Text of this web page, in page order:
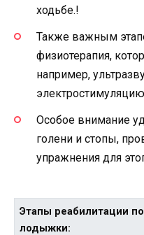
ходьбе.!
Также важным
физиотерапия,
например,
Особое внимание
голени и стопы,
упражнения для
Этапы реабилитации
лодыжки: